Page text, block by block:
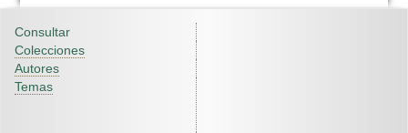
Consultar
Colecciones
Autores
Temas